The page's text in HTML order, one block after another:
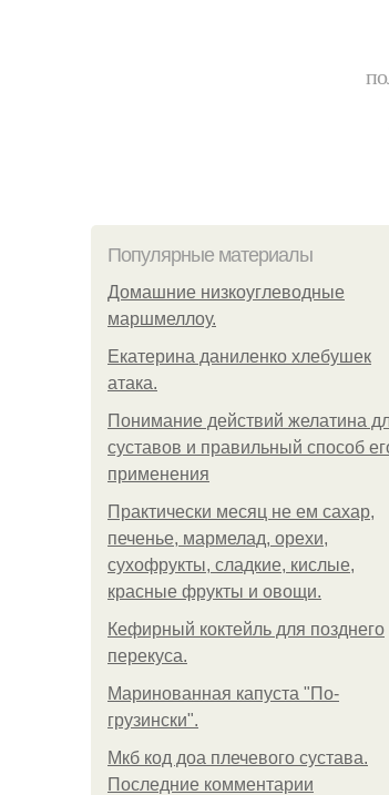
Популярные материалы
Домашние низкоуглеводные
маршмеллоу.
Екатерина даниленко хлебушек
атака.
Понимание действий желатина
суставов и правильный способ
применения
Практически месяц не ем сахар,
печенье, мармелад, орехи,
сухофрукты, сладкие, кислые,
красные фрукты и овощи.
Кефирный коктейль для позднего
перекуса.
Маринованная капуста "По-
грузински".
Мкб код доа плечевого сустава.
Последние комментарии